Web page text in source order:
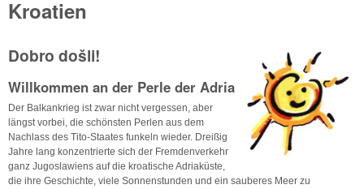
Kroatien
Dobro došli!
Willkommen an der Perle der Adria
Der Balkankrieg ist zwar nicht vergessen, aber
längst vorbei, die schönsten Perlen aus dem
Nachlass des Tito-Staates funkeln wieder. Dreißig
Jahre lang konzentrierte sich der Fremdenverkehr
ganz Jugoslawiens auf die kroatische Adriaküste,
die ihre Geschichte, viele Sonnenstunden und ein sauberes Meer zu